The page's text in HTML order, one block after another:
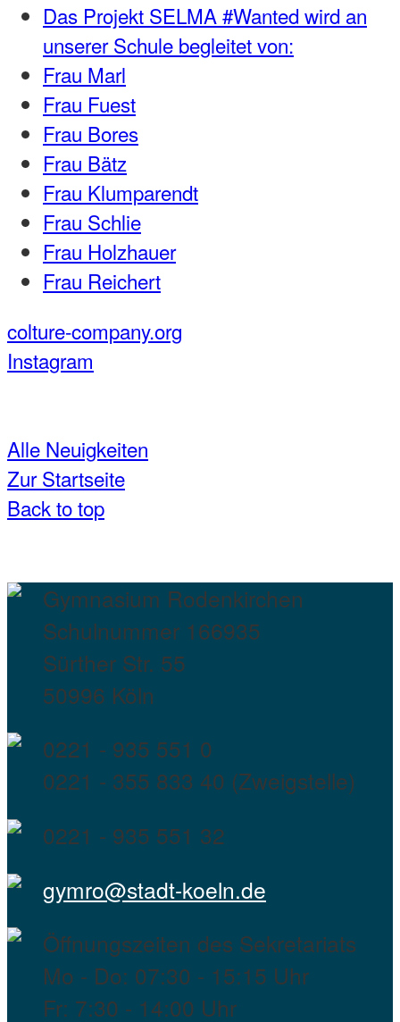
Das Projekt SELMA #Wanted wird an
unserer Schule begleitet von:
Frau Marl
Frau Fuest
Frau Bores
Frau Bätz
Frau Klumparendt
Frau Schlie
Frau Holzhauer
Frau Reichert
colture-company.org
Instagram
Alle Neuigkeiten
Zur Startseite
Back to top
Gymnasium Rodenkirchen
Schulnummer 166935
Sürther Str. 55
50996 Köln
0221 - 935 551 0
0221 - 355 833 40 (Zweigstelle)
0221 - 935 551 32
gymro@stadt-koeln.de
Öffnungszeiten des Sekretariats
Mo - Do: 07:30 - 15:15 Uhr
Fr: 7:30 - 14:00 Uhr